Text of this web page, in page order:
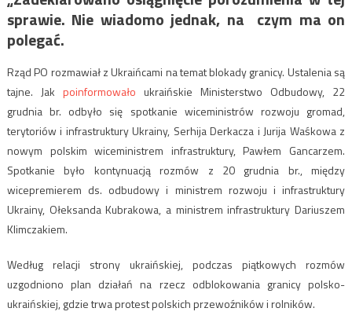
sprawie. Nie wiadomo jednak, na czym ma on
polegać.
Rząd PO rozmawiał z Ukraińcami na temat blokady granicy. Ustalenia są
tajne. Jak poinformowało ukraińskie Ministerstwo Odbudowy, 22
grudnia br. odbyło się spotkanie wiceministrów rozwoju gromad,
terytoriów i infrastruktury Ukrainy, Serhija Derkacza i Jurija Waśkowa z
nowym polskim wiceministrem infrastruktury, Pawłem Gancarzem.
Spotkanie było kontynuacją rozmów z 20 grudnia br., między
wicepremierem ds. odbudowy i ministrem rozwoju i infrastruktury
Ukrainy, Ołeksanda Kubrakowa, a ministrem infrastruktury Dariuszem
Klimczakiem.
Według relacji strony ukraińskiej, podczas piątkowych rozmów
uzgodniono plan działań na rzecz odblokowania granicy polsko-
ukraińskiej, gdzie trwa protest polskich przewoźników i rolników.